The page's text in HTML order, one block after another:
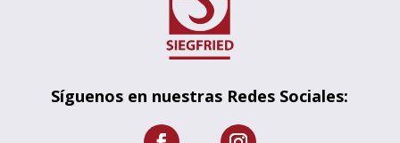
Síguenos en nuestras Redes Sociales: